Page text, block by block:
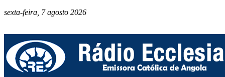
sexta-feira, 7 agosto 2026